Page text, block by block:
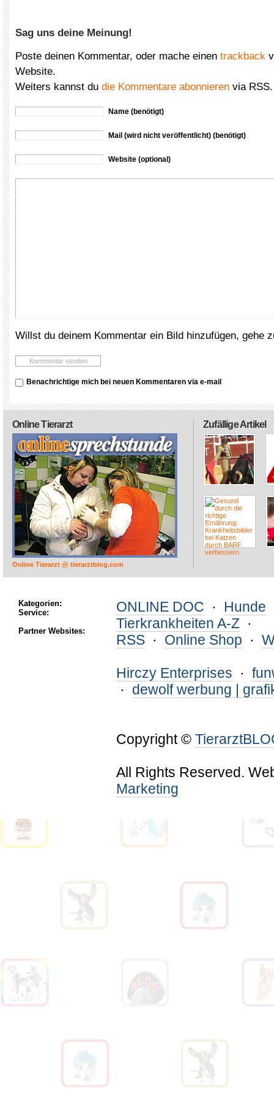
Sag uns deine Meinung!
Poste deinen Kommentar, oder mache einen trackback
Website.
Weiters kannst du die Kommentare abonnieren via RSS.
Name (benötigt)
Mail (wird nicht veröffentlicht) (benötigt)
Website (optional)
Willst du deinem Kommentar ein Bild hinzufügen, gehe
Benachrichtige mich bei neuen Kommentaren via e-mail
Zufällige Artikel
Online Tierarzt
Online Tierarzt @ tierarztblog.com
Kategorien:
Service:
Partner Websites:
ONLINE DOC · Hunde
Tierkrankheiten A-Z ·
RSS · Online Shop ·
Hirczy Enterprises ·
· dewolf werbung |
Copyright ©
All Rights Reserved.
Marketing